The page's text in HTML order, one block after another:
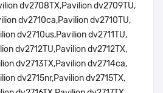
dv2708TX,Pavilion dv2709TU,
dv2710ca,Pavilion dv2710TU,
dv2710us,Pavilion dv2711TU,
dv2712TU,Pavilion dv2712TX,
dv2713TX,Pavilion dv2714ca,
dv2715nr,Pavilion dv2715TX,